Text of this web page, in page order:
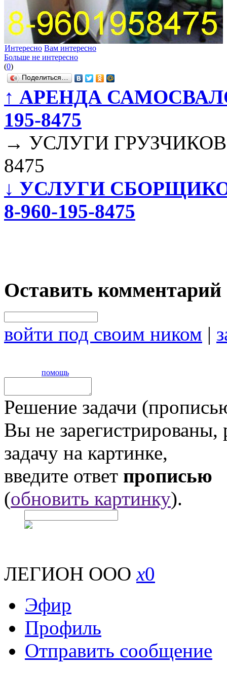
Интересно Вам интересно
Больше не интересно
(0)
Поделиться…
↑ АРЕНДА САМОСВАЛОВ
195-8475
→ УСЛУГИ ГРУЗЧИКОВ
8475
↓ УСЛУГИ СБОРЩИКОВ
8-960-195-8475
Оставить комментарий
войти под своим ником |
помощь
Решение задачи
Вы не
задачу на картинке,
введите ответ прописью
(обновить картинку).
ЛЕГИОН ОООx0
Эфир
Профиль
Отправить сообщение